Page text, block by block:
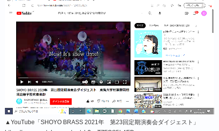
▲YouTube「SHOYO BRASS 2021年 第23回定期演奏会ダイジェスト」